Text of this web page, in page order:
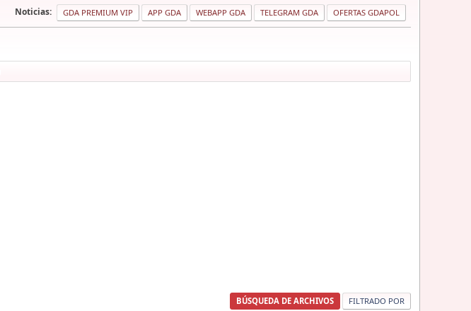
Noticias: GDA PREMIUM VIP APP GDA WEBAPP GDA TELEGRAM GDA OFERTAS GDAPOL
BÚSQUEDA DE ARCHIVOS FILTRADO POR